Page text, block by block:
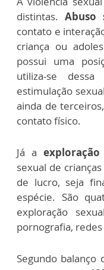
distintas.Abuso
contato e
criança ou
possui uma
utiliza-se
estimulação
ainda de
contato físico.
Já a exploração
sexual de
de lucro, seja
espécie. São
exploração
pornografia,
Segundo balanço